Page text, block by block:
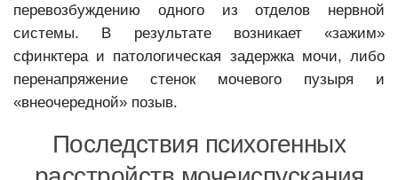
перевозбуждению одного из отделов нервной
системы. В результате возникает «зажим»
сфинктера и патологическая задержка мочи, либо
перенапряжение стенок мочевого пузыря и
«внеочередной» позыв.
Последствия психогенных